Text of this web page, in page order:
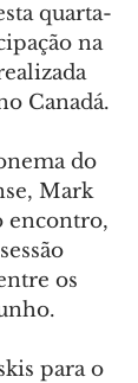
quarta-
na
Canadá.
do
Mark
encontro,
os
para o